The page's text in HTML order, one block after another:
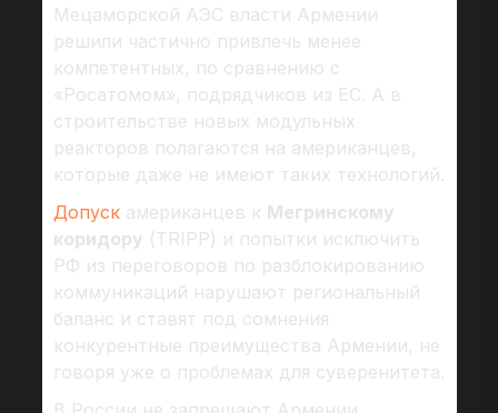
Мецаморской АЭС власти Армении
решили частично привлечь менее
компетентных, по сравнению с
«Росатомом», подрядчиков из ЕС. А в
строительстве новых модульных
реакторов полагаются на американцев,
которые даже не имеют таких технологий.
Допускамериканцев к Мегринскому
коридору (TRIPP) и попытки исключить
РФ из переговоров по разблокированию
коммуникаций нарушают региональный
баланс и ставят под сомнения
конкурентные преимущества Армении, не
говоря уже о проблемах для суверенитета.